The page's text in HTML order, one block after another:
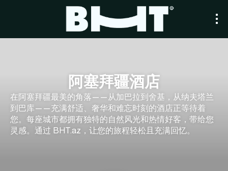
阿塞拜疆酒店
在阿塞拜疆最美的角落——从加巴拉到舍基，从纳夫塔兰
到巴库——充满舒适、奢华和难忘时刻的酒店正等待着
您。每座城市都拥有独特的自然风光和热情好客，带给您
灵感。通过 BHT.az，让您的旅程轻松且充满回忆。